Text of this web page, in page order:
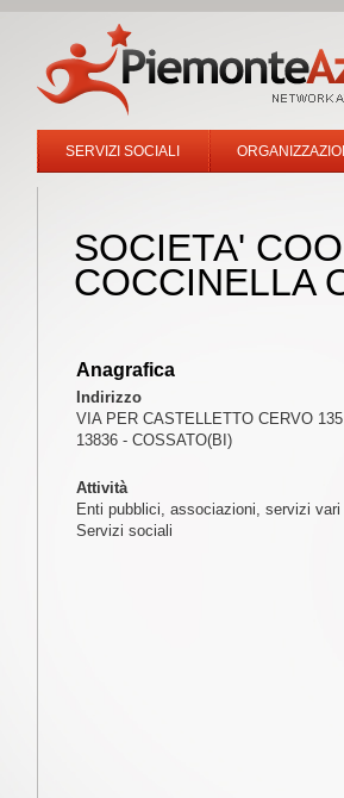
SERVIZI SOCIALI
SOCIETA'
COCCINELLA
Anagrafica
Indirizzo
VIA PER CASTELLETTO CERVO 135
13836 - COSSATO(BI)
Attività
Enti pubblici, associazioni, servizi vari
Servizi sociali